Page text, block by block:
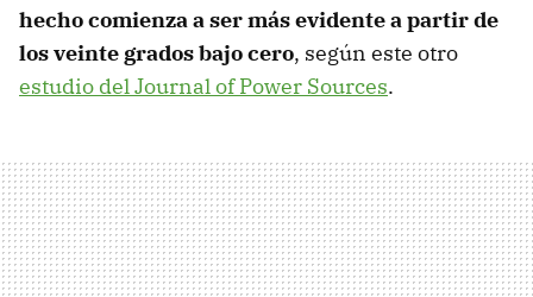
hecho comienza a ser más evidente a partir de
los veinte grados bajo cero, según este otro
estudio del Journal of Power Sources.